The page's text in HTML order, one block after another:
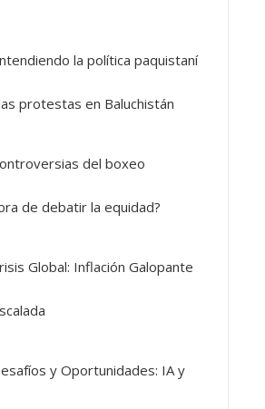
la política paquistaní
protestas en Baluchistán
del boxeo
de debatir la equidad?
Global: Inflación Galopante
y Oportunidades: IA y